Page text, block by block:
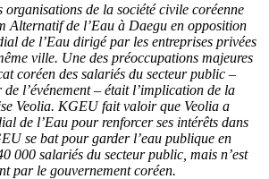
de la société civile coréenne
Alternatif de l’Eau à Daegu en opposition
de l’Eau dirigé par les entreprises privées
ville. Une des préoccupations majeures
coréen des salariés du secteur public –
l’événement – était l’implication de la
Veolia. KGEU fait valoir que Veolia a
de l’Eau pour renforcer ses intérêts dans
se bat pour garder l’eau publique en
000 salariés du secteur public, mais n’est
par le gouvernement coréen.